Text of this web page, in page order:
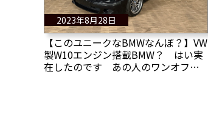
2023年8月28日
【このユニークなBMWなんぼ？】VW
製W10エンジン搭載BMW？ はい実
在したのです あの人のワンオフモ